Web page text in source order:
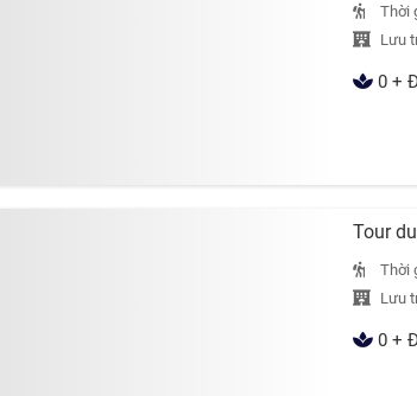
Thời
Lưu
0 +
Tour
Thời
Lưu
0 +